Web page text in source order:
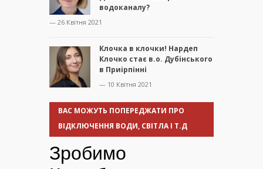
водоканалу?
— 26 Квітня 2021
Клочка в клочки! Нардеп
Клочко стає в.о. Дубінського
в Приірпінні
— 10 Квітня 2021
ВАС МОЖУТЬ ПОПЕРЕДЖАТИ ПРО
ВІДКЛЮЧЕННЯ ВОДИ, СВІТЛА І Т.Д